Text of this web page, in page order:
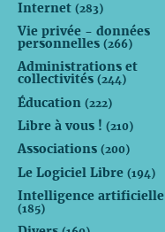
Internet (283)
Vie privée - données
personnelles (266)
Administrations et
collectivités (244)
Éducation (222)
Libre à vous ! (210)
Associations (200)
Le Logiciel Libre (194)
Intelligence artificielle
(185)